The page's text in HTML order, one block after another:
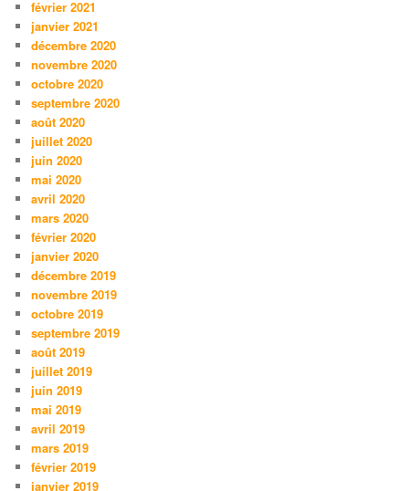
février 2021
janvier 2021
décembre 2020
novembre 2020
octobre 2020
septembre 2020
août 2020
juillet 2020
juin 2020
mai 2020
avril 2020
mars 2020
février 2020
janvier 2020
décembre 2019
novembre 2019
octobre 2019
septembre 2019
août 2019
juillet 2019
juin 2019
mai 2019
avril 2019
mars 2019
février 2019
janvier 2019